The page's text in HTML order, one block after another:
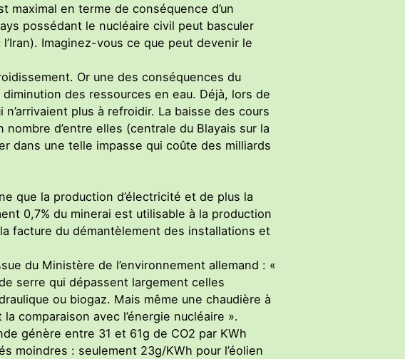
maximal en terme de conséquence d’un
possédant le nucléaire civil peut basculer
Imaginez-vous ce que peut devenir le
Or une des conséquences du
des ressources en eau. Déjà, lors de
plus à refroidir. La baisse des cours
d’entre elles (centrale du Blayais sur la
dans une telle impasse qui coûte des milliards
que la production d’électricité et de plus la
0,7% du minerai est utilisable à la production
facture du démantèlement des installations et
du Ministère de l’environnement allemand : «
serre qui dépassent largement celles
ou biogaz. Mais même une chaudière à
comparaison avec l’énergie nucléaire ».
génère entre 31 et 61g de CO2 par KWh
moindres : seulement 23g/KWh pour l’éolien